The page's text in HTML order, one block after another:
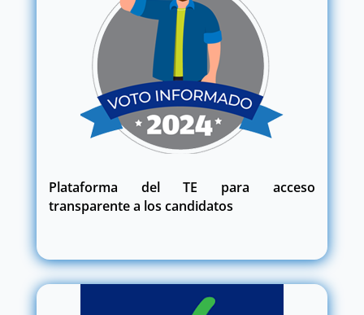
Plataforma del TE para acceso
transparente a los candidatos